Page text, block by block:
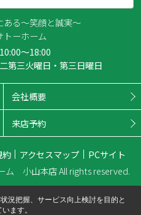
ある～笑顔と誠実～
トーホーム
～18:00
第三火曜日・第三日曜日
会社概要
来店予約
約 アクセスマップ
PCサイト
ム 小山本店 All rights reserved.
況把握、サービス向上検討を目的と
ます。